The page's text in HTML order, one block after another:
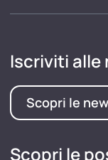
Iscriviti
Scopri le
Scopri le